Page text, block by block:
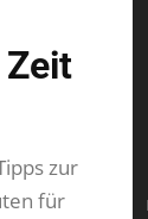
zur
für